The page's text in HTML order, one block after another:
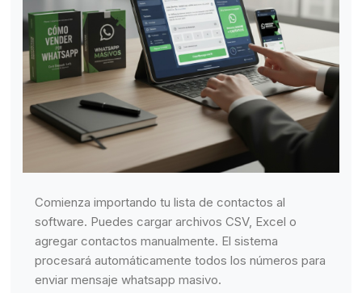
Comienza importando tu lista de contactos al
software. Puedes cargar archivos CSV, Excel o
agregar contactos manualmente. El sistema
procesará automáticamente todos los números para
enviar mensaje whatsapp masivo.